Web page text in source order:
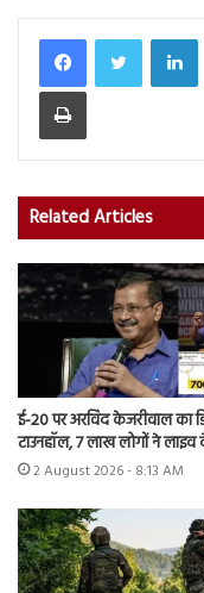
Print
Related Articles
ई-20 पर अरविंद केजरीवाल का
टाउनहॉल, 7 लाख लोगों ने लाइव
2 August 2026 - 8:13 AM